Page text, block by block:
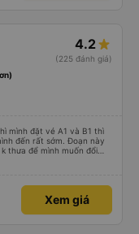
4.2
(225 đánh giá)
mình đặt vé A1 và B1 thì
đến rất sớm. Đoạn này
thưa để mình muốn đổi
của hãng này đi rất thích,
Xem giá